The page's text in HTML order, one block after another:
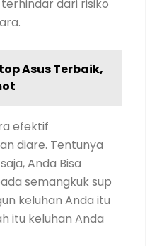
dari risiko
Asus Terbaik,
efektif
diare. Tentunya
Anda Bisa
semangkuk sup
keluhan Anda itu
itu keluhan Anda